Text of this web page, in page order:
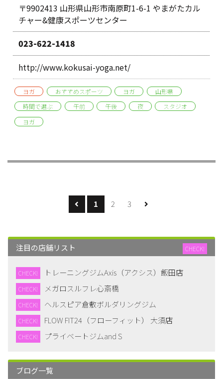
〒9902413 山形県山形市南原町1-6-1 やまがたカル
チャー&健康スポーツセンター
023-622-1418
http://www.kokusai-yoga.net/
ヨガ おすすめスポーツ ヨガ
山形県
時間で選ぶ
午前 午後 夜
スタジオ
ヨガ
1 2 3
注目の店舗リスト CHECK!
CHECK! トレーニングジムAxis（アクシス）飯田店
CHECK! メガロスルフレ心斎橋
CHECK! ヘルスピア倉敷ボルダリングジム
CHECK! FLOW FIT24（フローフィット） 大須店
CHECK! プライベートジムand S
ブログ一覧